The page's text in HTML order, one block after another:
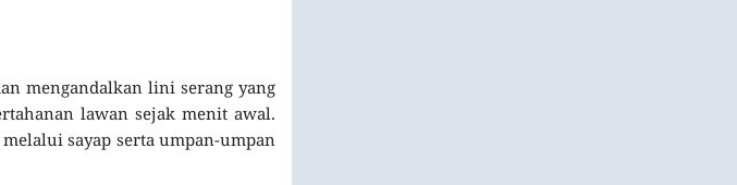
mengandalkan lini serang yang
lawan sejak menit awal.
sayap serta umpan-umpan